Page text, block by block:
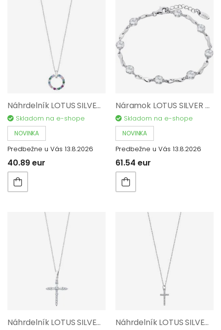
Náhrdelník LOTUS SILVER Pure Essential AG 925/1000 LP3100-1/2
Skladom na e-shope
NOVINKA
Predbežne u Vás 13.8.2026
40.89 eur
Náramok LOTUS SILVER Trendy AG 925/1000 LP3091-2/1
Skladom na e-shope
NOVINKA
Predbežne u Vás 13.8.2026
61.54 eur
Náhrdelník LOTUS SILVER Pure Essential AG 925/1000 LP3067-1/1 Náhrdelník LOTUS SILVER Pure Essential AG 925/1000 LP3066-1/1